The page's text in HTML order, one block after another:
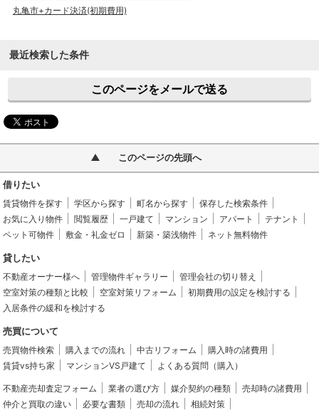
丸亀市+カード決済(初期費用)
最近検索した条件
このページをメールで送る
このページの先頭へ
借りたい
賃貸物件を探す 学区から探す 町名から探す
保存した検索条件
お気に入り物件
閲覧履歴 一戸建て マンション アパート
テナント
ペット可物件
敷金・礼金ゼロ 新築・築浅物件 ネット無料物件
貸したい
不動産オーナー様へ 管理物件ギャラリー
管理会社の切り替え
空室対策の種類と比較
空室対策リフォーム
初期費用の設定を検討する
入居条件の緩和を検討する
売買について
売買物件検索 購入までの流れ 中古リフォーム
購入時の諸費用
賃貸vs持ち家
マンションVS戸建て よくある質問（購入）
不動産売却査定フォーム 業者の選び方 媒介契約の種類
売却時の諸費用
仲介と買取の違い
必要な書類 売却の流れ
相続対策